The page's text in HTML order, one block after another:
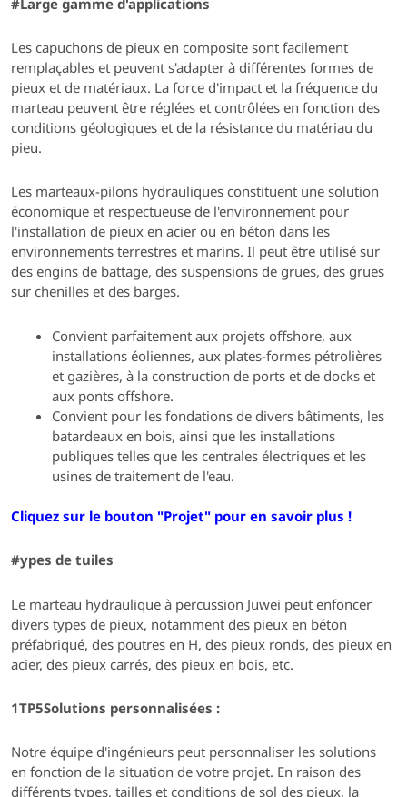
Les capuchons de pieux en composite sont facilement
remplaçables et peuvent s'adapter à différentes formes de
pieux et de matériaux. La force d'impact et la fréquence du
marteau peuvent être réglées et contrôlées en fonction des
conditions géologiques et de la résistance du matériau du
pieu.
Les marteaux-pilons hydrauliques constituent une solution
économique et respectueuse de l'environnement pour
l'installation de pieux en acier ou en béton dans les
environnements terrestres et marins. Il peut être utilisé sur
des engins de battage, des suspensions de grues, des grues
sur chenilles et des barges.
Convient parfaitement aux projets offshore, aux
installations éoliennes, aux plates-formes pétrolières
et gazières, à la construction de ports et de docks et
aux ponts offshore.
Convient pour les fondations de divers bâtiments, les
batardeaux en bois, ainsi que les installations
publiques telles que les centrales électriques et les
usines de traitement de l'eau.
Cliquez sur le bouton "Projet" pour en savoir plus !
#ypes de tuiles
Le marteau hydraulique à percussion Juwei peut enfoncer
divers types de pieux, notamment des pieux en béton
préfabriqué, des poutres en H, des pieux ronds, des pieux en
acier, des pieux carrés, des pieux en bois, etc.
1TP5Solutions personnalisées :
Notre équipe d'ingénieurs peut personnaliser les solutions
en fonction de la situation de votre projet. En raison des
différents types, tailles et conditions de sol des pieux, la